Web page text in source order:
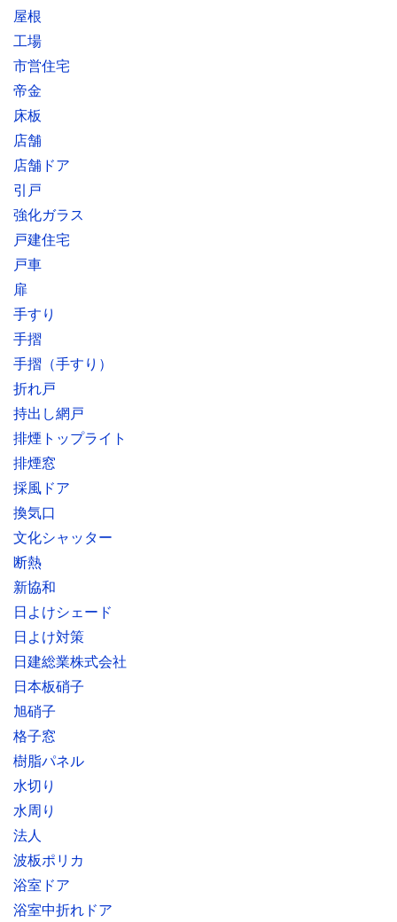
屋根
工場
市営住宅
帝金
床板
店舗
店舗ドア
引戸
強化ガラス
戸建住宅
戸車
扉
手すり
手摺
手摺（手すり）
折れ戸
持出し網戸
排煙トップライト
排煙窓
採風ドア
換気口
文化シャッター
断熱
新協和
日よけシェード
日よけ対策
日建総業株式会社
日本板硝子
旭硝子
格子窓
樹脂パネル
水切り
水周り
法人
波板ポリカ
浴室ドア
浴室中折れドア